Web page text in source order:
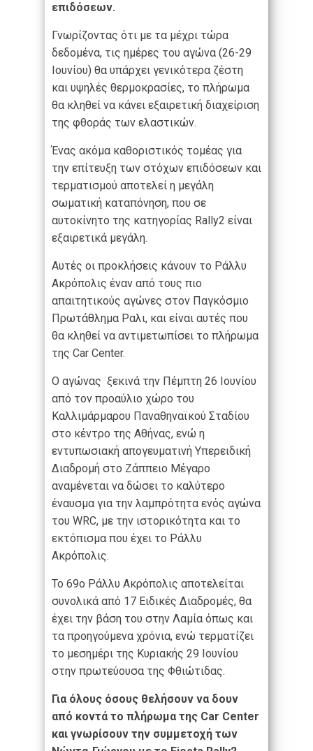
επιδόσεων.
Γνωρίζοντας ότι με τα μέχρι τώρα
δεδομένα, τις ημέρες του αγώνα (26-29
Ιουνίου) θα υπάρχει γενικότερα ζέστη
και υψηλές θερμοκρασίες, το πλήρωμα
θα κληθεί να κάνει εξαιρετική διαχείριση
της φθοράς των ελαστικών.
Ένας ακόμα καθοριστικός τομέας για
την επίτευξη των στόχων επιδόσεων και
τερματισμού αποτελεί η μεγάλη
σωματική καταπόνηση, που σε
αυτοκίνητο της κατηγορίας Rally2 είναι
εξαιρετικά μεγάλη.
Αυτές οι προκλήσεις κάνουν το Ράλλυ
Ακρόπολις έναν από τους πιο
απαιτητικούς αγώνες στον Παγκόσμιο
Πρωτάθλημα Ραλι, και είναι αυτές που
θα κληθεί να αντιμετωπίσει το πλήρωμα
της Car Center.
Ο αγώνας ξεκινά την Πέμπτη 26 Ιουνίου
από τον προαύλιο χώρο του
Καλλιμάρμαρου Παναθηναϊκού Σταδίου
στο κέντρο της Αθήνας, ενώ η
εντυπωσιακή απογευματινή Υπερειδική
Διαδρομή στο Ζάππειο Μέγαρο
αναμένεται να δώσει το καλύτερο
έναυσμα για την λαμπρότητα ενός αγώνα
του WRC, με την ιστορικότητα και το
εκτόπισμα που έχει το Ράλλυ
Ακρόπολις.
To 69ο Ράλλυ Ακρόπολις αποτελείται
συνολικά από 17 Ειδικές Διαδρομές, θα
έχει την βάση του στην Λαμία όπως και
τα προηγούμενα χρόνια, ενώ τερματίζει
το μεσημέρι της Κυριακής 29 Ιουνίου
στην πρωτεύουσα της Φθιώτιδας.
Για όλους όσους θελήσουν να δουν
από κοντά το πλήρωμα της Car Center
και γνωρίσουν την συμμετοχή των